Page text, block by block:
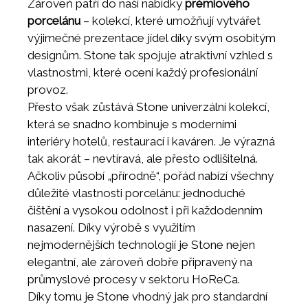
Zároveň patří do naší nabídky prémiového
porcelánu – kolekcí, které umožňují vytvářet
výjimečné prezentace jídel díky svým osobitým
designům. Stone tak spojuje atraktivní vzhled s
vlastnostmi, které ocení každý profesionální
provoz.
Přesto však zůstává Stone univerzální kolekcí,
která se snadno kombinuje s moderními
interiéry hotelů, restaurací i kaváren. Je výrazná
tak akorát – nevtíravá, ale přesto odlišitelná.
Ačkoliv působí „přírodně“, pořád nabízí všechny
důležité vlastnosti porcelánu: jednoduché
čištění a vysokou odolnost i při každodenním
nasazení. Díky výrobě s využitím
nejmodernějších technologií je Stone nejen
elegantní, ale zároveň dobře připravený na
průmyslové procesy v sektoru HoReCa.
Díky tomu je Stone vhodný jak pro standardní